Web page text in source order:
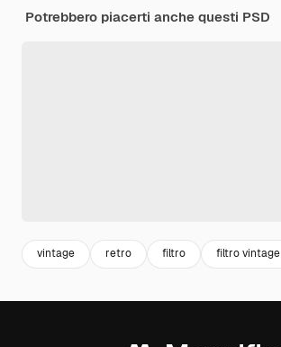
Potrebbero piacerti anche questi PSD
vintage retro filtro filtro vintage